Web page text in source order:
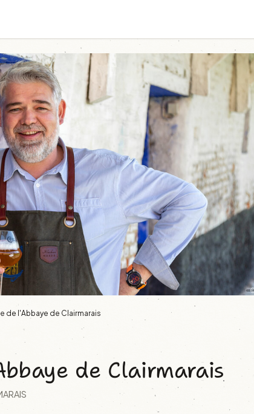
de l'Abbaye de Clairmarais
de Clairmarais